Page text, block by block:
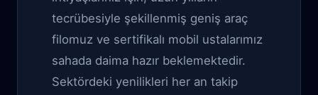
tecrübesiyle şekillenmiş geniş araç
filomuz ve sertifikalı mobil ustalarımız
sahada daima hazır beklemektedir.
Sektördeki yenilikleri her an takip